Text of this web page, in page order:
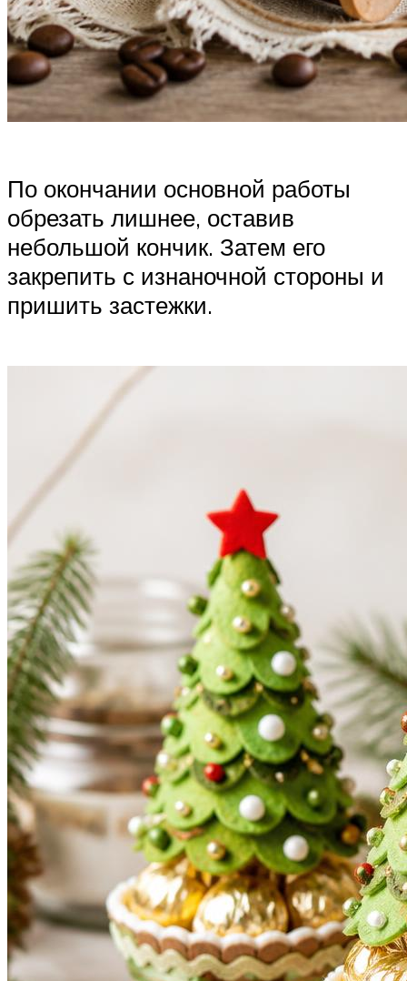
По окончании основной работы
обрезать лишнее, оставив
небольшой кончик. Затем его
закрепить с изнаночной стороны и
пришить застежки.